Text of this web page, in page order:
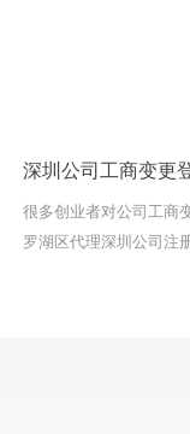
很多创业者对公司工商
罗湖区代理深圳公司注